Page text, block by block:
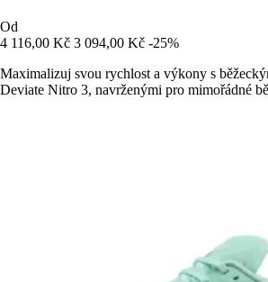
Od
4 116,00 Kč 3 094,00 Kč -25%
Maximalizuj svou rychlost a výkony s
Deviate Nitro 3, navrženými pro mimořádné